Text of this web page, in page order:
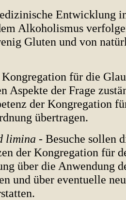
Entwicklung
Alkoholismus
Gluten und von
für die
Aspekte der Frage
der Kongregation
übertragen.
limina - Besuche sollen
der Kongregation für
über die Anwendung
und über eventuelle